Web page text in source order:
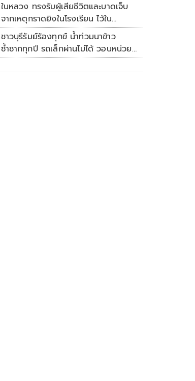
ในหลวง ทรงรับผู้เสียชีวิตและบาดเจ็บ
จากเหตุกราดยิงในโรงเรียน ไว้ใน
พระบรมราชานุเคราะห์
ชาวบุรีรัมย์ร้องทุกข์ น้ำท่วมนาข้าว
ซ้ำซากทุกปี รถเล็กผ่านไม่ได้ วอนหน่วย
งานเร่งแก้ไข